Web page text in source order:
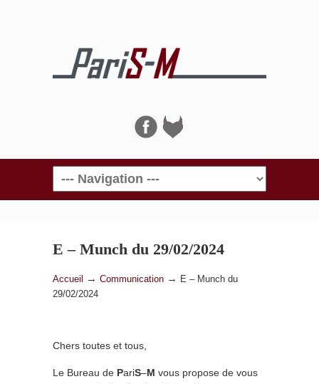
Navigation
E – Munch du 29/02/2024
Accueil → Communication →
E – Munch du
29/02/2024
Chers toutes et tous,
Le Bureau de PariS–M vous propose de vous